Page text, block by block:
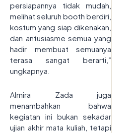
persiapannya tidak mudah,
melihat seluruh booth berdiri,
kostum yang siap dikenakan,
dan antusiasme semua yang
hadir membuat semuanya
terasa sangat berarti,”
ungkapnya.
Almira Zada juga
menambahkan bahwa
kegiatan ini bukan sekadar
ujian akhir mata kuliah, tetapi